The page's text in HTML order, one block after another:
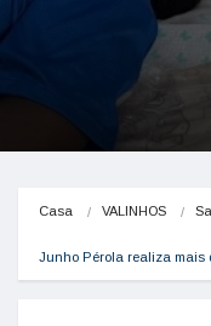
Casa VALINHOS
Junho Pérola realiza mais